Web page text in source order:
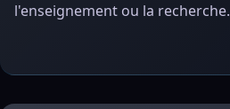
l'enseignement ou la recherche.